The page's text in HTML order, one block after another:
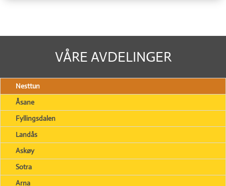
VÅRE AVDELINGER
Nesttun
Åsane
Fyllingsdalen
Landås
Askøy
Sotra
Arna